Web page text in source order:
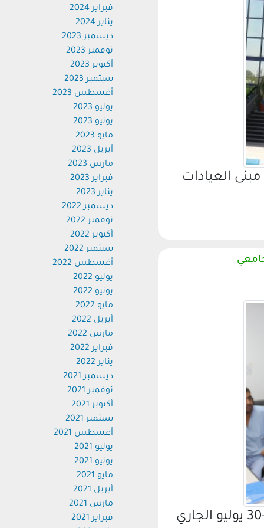
العيادات
استقبلت مستشفيات قنا الجامعية في الفترة من 29-30 يوليو الجاري
فبراير 2024
يناير 2024
ديسمبر 2023
نوفمبر 2023
أكتوبر 2023
سبتمبر 2023
أغسطس 2023
يوليو 2023
يونيو 2023
مايو 2023
أبريل 2023
مارس 2023
فبراير 2023
يناير 2023
ديسمبر 2022
نوفمبر 2022
أكتوبر 2022
سبتمبر 2022
أغسطس 2022
يوليو 2022
يونيو 2022
مايو 2022
أبريل 2022
مارس 2022
فبراير 2022
يناير 2022
ديسمبر 2021
نوفمبر 2021
أكتوبر 2021
سبتمبر 2021
أغسطس 2021
يوليو 2021
يونيو 2021
مايو 2021
أبريل 2021
مارس 2021
فبراير 2021